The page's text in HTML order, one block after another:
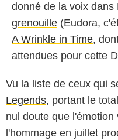
donné de la voix dans
grenouille (Eudora,
A Wrinkle in Time,
attendues pour cette
Vu la liste de ceux qui
Legends, portant le
nul doute que
l'hommage en juillet